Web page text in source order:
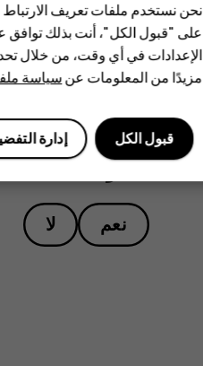
سماعة الرأس
هل وجدت هذه
نعم لا
نحن نستخدم ملفات تعريف
على "قبول الكل"، أنت بذلك توافق
الإعدادات في أي وقت، من خلال
مزيدًا من المعلومات عنسياسة
إدارة قبول الكل